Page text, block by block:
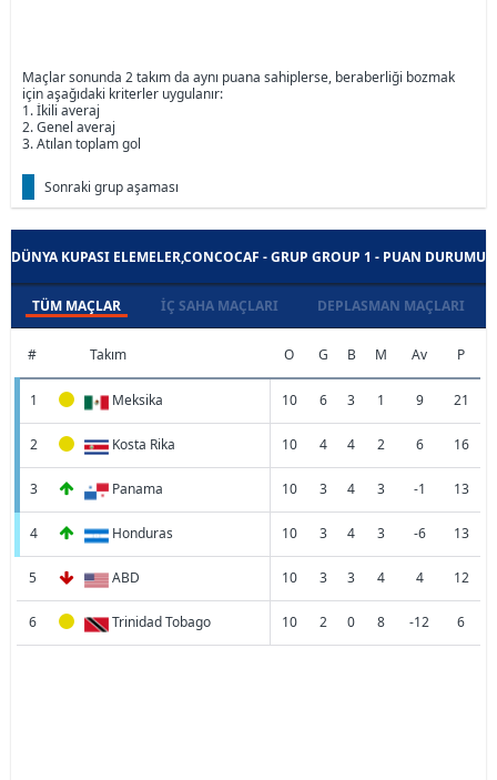
Maçlar sonunda 2 takım da aynı puana sahiplerse, beraberliği bozmak
için aşağıdaki kriterler uygulanır:
1. İkili averaj
2. Genel averaj
3. Atılan toplam gol
Sonraki grup aşaması
DÜNYA KUPASI ELEMELER,CONCOCAF - GRUP GROUP 1 - PUAN DURUMU
TÜM MAÇLAR İÇ SAHA MAÇLARI DEPLASMAN MAÇLARI
# Takım O G B M Av P
1 Meksika 10 6 3 1 9 21
2 Kosta Rika 10 4 4 2 6 16
3 Panama 10 3 4 3 -1 13
4 Honduras 10 3 4 3 -6 13
5 ABD 10 3 3 4 4 12
6 Trinidad Tobago 10 2 0 8 -12 6